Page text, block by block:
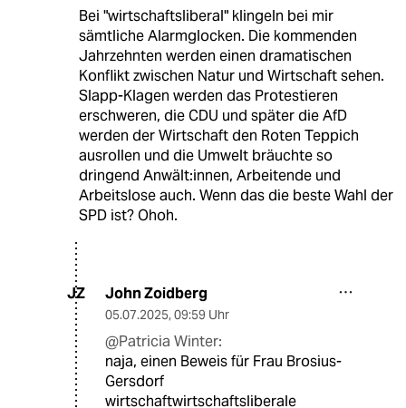
Bei "wirtschaftsliberal" klingeln bei mir
sämtliche Alarmglocken. Die kommenden
Jahrzehnten werden einen dramatischen
Konflikt zwischen Natur und Wirtschaft sehen.
Slapp-Klagen werden das Protestieren
erschweren, die CDU und später die AfD
werden der Wirtschaft den Roten Teppich
ausrollen und die Umwelt bräuchte so
dringend Anwält:innen, Arbeitende und
Arbeitslose auch. Wenn das die beste Wahl der
SPD ist? Ohoh.
JZ John Zoidberg
05.07.2025, 09:59 Uhr
@Patricia Winter:
naja, einen Beweis für Frau Brosius-
Gersdorf
wirtschaftwirtschaftsliberale